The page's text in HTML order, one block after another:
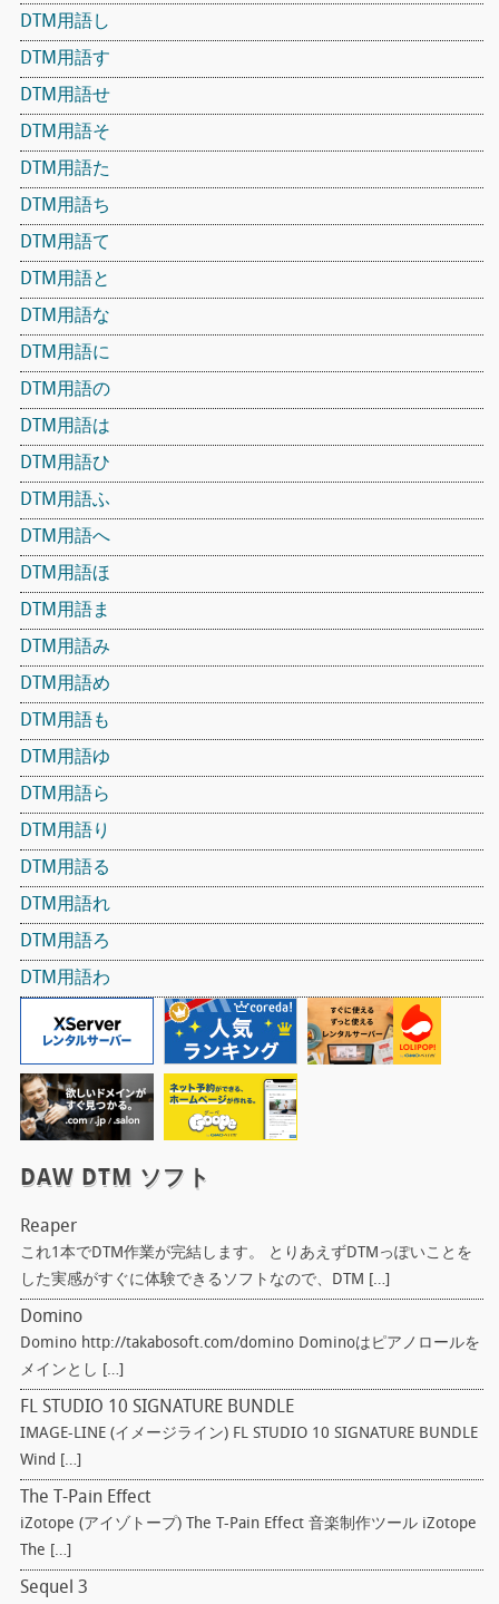
DTM用語し
DTM用語す
DTM用語せ
DTM用語そ
DTM用語た
DTM用語ち
DTM用語て
DTM用語と
DTM用語な
DTM用語に
DTM用語の
DTM用語は
DTM用語ひ
DTM用語ふ
DTM用語へ
DTM用語ほ
DTM用語ま
DTM用語み
DTM用語め
DTM用語も
DTM用語ゆ
DTM用語ら
DTM用語り
DTM用語る
DTM用語れ
DTM用語ろ
DTM用語わ
DAW DTM ソフト
Reaper
これ1本でDTM作業が完結します。 とりあえずDTMっぽいことを
した実感がすぐに体験できるソフトなので、DTM […]
Domino
Domino http://takabosoft.com/domino Dominoはピアノロールを
メインとし […]
FL STUDIO 10 SIGNATURE BUNDLE
IMAGE-LINE (イメージライン) FL STUDIO 10 SIGNATURE BUNDLE
Wind […]
The T-Pain Effect
iZotope (アイゾトープ) The T-Pain Effect 音楽制作ツール iZotope
The […]
Sequel 3